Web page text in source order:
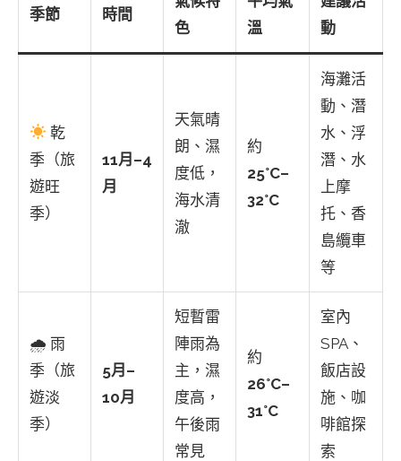
季節 時間
色
溫
動
乾
季（旅
遊旺
季）
11月–4
月
天氣晴
朗、濕
度低，
海水清
澈
約
25°C–
32°C
海灘活
動、潛
水、浮
潛、水
上摩
托、香
島纜車
等
🌧 雨
季（旅
遊淡
季）
5月–
10月
短暫雷
陣雨為
主，濕
度高，
午後雨
常見
約
26°C–
31°C
室內
SPA、
飯店設
施、咖
啡館探
索